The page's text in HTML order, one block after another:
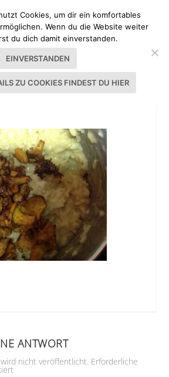
ANTWORT
nicht veröffentlicht. Erforderliche
Cookies, um dir ein komfortables
Wenn du die Website weiter
du dich damit einverstanden.
EINVERSTANDEN
ZU COOKIES FINDEST DU HIER